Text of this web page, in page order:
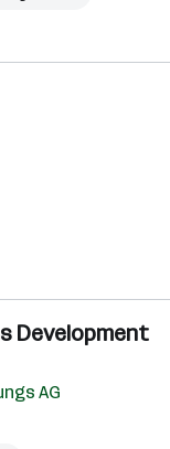
Development
AG